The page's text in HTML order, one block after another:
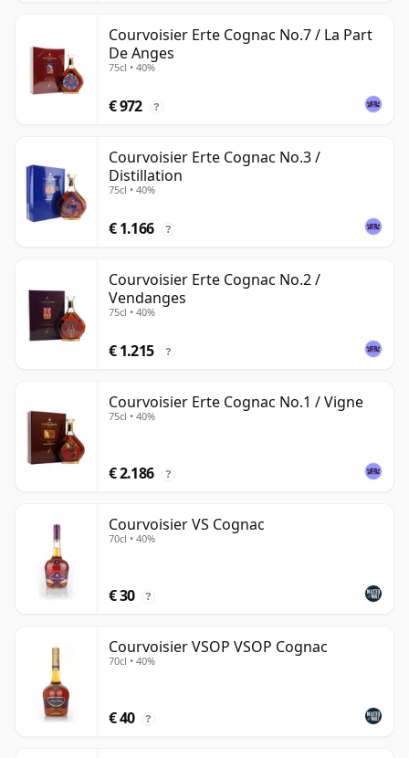
Courvoisier Erte Cognac No.7 / La Part
De Anges
75cl • 40%
€ 972 ?
Courvoisier Erte Cognac No.3 /
Distillation
75cl • 40%
€ 1.166 ?
Courvoisier Erte Cognac No.2 /
Vendanges
75cl • 40%
€ 1.215 ?
Courvoisier Erte Cognac No.1 / Vigne
75cl • 40%
€ 2.186 ?
Courvoisier VS Cognac
70cl • 40%
€ 30 ?
Courvoisier VSOP VSOP Cognac
70cl • 40%
€ 40 ?